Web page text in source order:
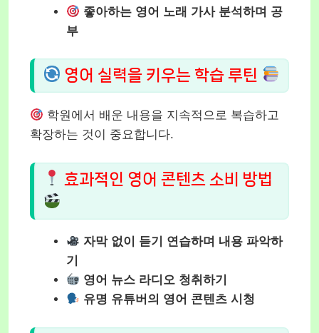
좋아하는 영어 노래 가사 분석하며 공
부
영어 실력을 키우는 학습 루틴
학원에서 배운 내용을 지속적으로 복습하고
확장하는 것이 중요합니다.
효과적인 영어 콘텐츠 소비 방법
자막 없이 듣기 연습하며 내용 파악하
기
영어 뉴스 라디오 청취하기
유명 유튜버의 영어 콘텐츠 시청